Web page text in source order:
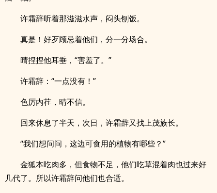
许霜辞听着那滋滋水声，闷头刨饭。
真是！好歹顾忌着他们，分一分场合。
晴捏捏他耳垂，“害羞了。”
许霜辞：“一点没有！”
色厉内荏，晴不信。
回来休息了半天，次日，许霜辞又找上茂族长。
“我们想问问，这边可食用的植物有哪些？”
金狐本吃肉多，但食物不足，他们吃草混着肉也过来好
几代了。所以许霜辞问他们也合适。